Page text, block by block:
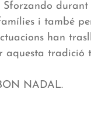
durant
i també
han
tradició
NADAL.